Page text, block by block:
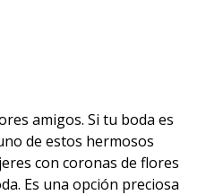
amigos. Si tu boda es
de estos hermosos
con coronas de flores
Es una opción preciosa